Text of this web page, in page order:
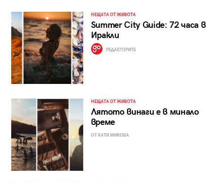
НЕЩАТА ОТ ЖИВОТА
Summer City Guide: 72 часа в
Иракли
РЕДАКТОРИТЕ
НЕЩАТА ОТ ЖИВОТА
Лятото винаги е в минало
време
ОТ КАТИ МИКОВА